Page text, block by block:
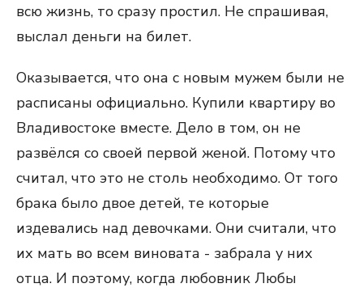
всю жизнь, то сразу простил. Не спрашивая,
выслал деньги на билет.
Оказывается, что она с новым мужем были не
расписаны официально. Купили квартиру во
Владивостоке вместе. Дело в том, он не
развёлся со своей первой женой. Потому что
считал, что это не столь необходимо. От того
брака было двое детей, те которые
издевались над девочками. Они считали, что
их мать во всем виновата - забрала у них
отца. И поэтому, когда любовник Любы